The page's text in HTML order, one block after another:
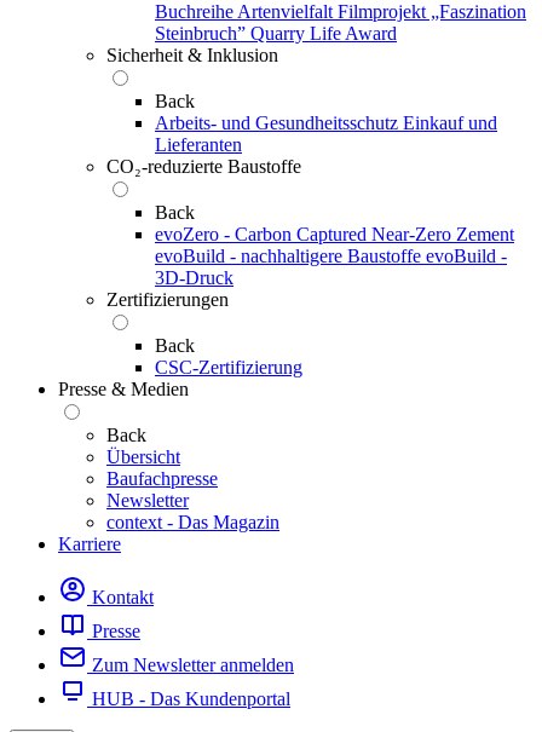
Buchreihe Artenvielfalt Filmprojekt „Faszination
Steinbruch” Quarry Life Award
Sicherheit & Inklusion
Back
Arbeits- und Gesundheitsschutz Einkauf und
Lieferanten
CO₂-reduzierte Baustoffe
Back
evoZero - Carbon Captured Near-Zero Zement
evoBuild - nachhaltigere Baustoffe evoBuild -
3D-Druck
Zertifizierungen
Back
CSC-Zertifizierung
Presse & Medien
Back
Übersicht
Baufachpresse
Newsletter
context - Das Magazin
Karriere
Kontakt
Presse
Zum Newsletter anmelden
HUB - Das Kundenportal